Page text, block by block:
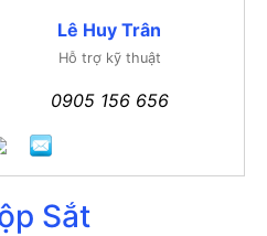
Lê Huy Trân
Hỗ trợ kỹ thuật
0905 156 656
Sắt